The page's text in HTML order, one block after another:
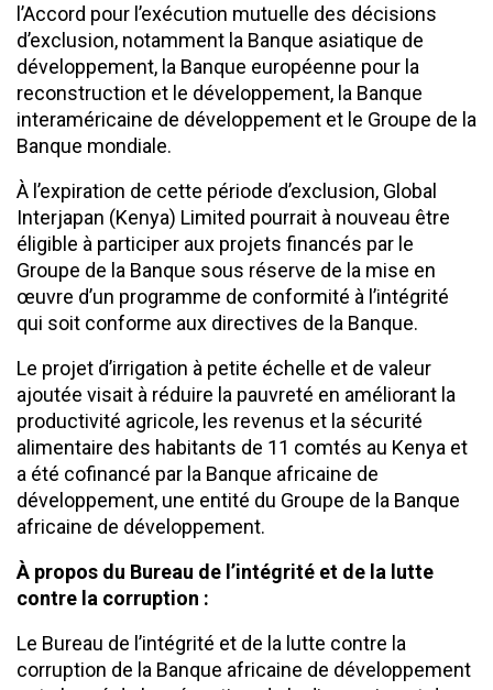
l’Accord pour l’exécution mutuelle des décisions
d’exclusion, notamment la Banque asiatique de
développement, la Banque européenne pour la
reconstruction et le développement, la Banque
interaméricaine de développement et le Groupe de la
Banque mondiale.
À l’expiration de cette période d’exclusion, Global
Interjapan (Kenya) Limited pourrait à nouveau être
éligible à participer aux projets financés par le
Groupe de la Banque sous réserve de la mise en
œuvre d’un programme de conformité à l’intégrité
qui soit conforme aux directives de la Banque.
Le projet d’irrigation à petite échelle et de valeur
ajoutée visait à réduire la pauvreté en améliorant la
productivité agricole, les revenus et la sécurité
alimentaire des habitants de 11 comtés au Kenya et
a été cofinancé par la Banque africaine de
développement, une entité du Groupe de la Banque
africaine de développement.
À propos du Bureau de l’intégrité et de la lutte
contre la corruption :
Le Bureau de l’intégrité et de la lutte contre la
corruption de la Banque africaine de développement